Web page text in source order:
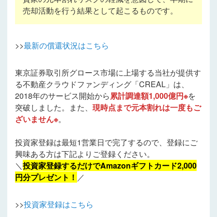
売却活動を行う結果として起こるものです。
>>最新の償還状況はこちら
東京証券取引所グロース市場に上場する当社が提供す
る不動産クラウドファンディング「CREAL」は、
2018年のサービス開始から累計調達額1,000億円※を
突破しました。また、 現時点まで元本割れは一度もご
ざいません※。
投資家登録は最短1営業日で完了するので、登録にご
興味ある方は下記よりご登録ください。
＼投資家登録するだけでAmazonギフトカード2,000
円分プレゼント！ ／
>>投資家登録はこちら